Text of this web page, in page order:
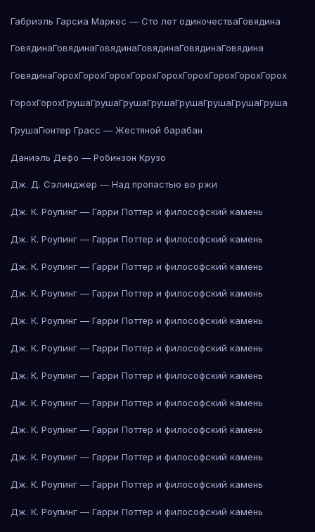
Габриэль Гарсиа Маркес — Сто лет одиночестваГовядина
ГовядинаГовядинаГовядинаГовядинаГовядинаГовядина
ГовядинаГорохГорохГорохГорохГорохГорохГорохГорохГорох
ГорохГорохГрушаГрушаГрушаГрушаГрушаГрушаГрушаГруша
ГрушаГюнтер Грасс — Жестяной барабан
Даниэль Дефо — Робинзон Крузо
Дж. Д. Сэлинджер — Над пропастью во ржи
Дж. К. Роулинг — Гарри Поттер и философский камень
Дж. К. Роулинг — Гарри Поттер и философский камень
Дж. К. Роулинг — Гарри Поттер и философский камень
Дж. К. Роулинг — Гарри Поттер и философский камень
Дж. К. Роулинг — Гарри Поттер и философский камень
Дж. К. Роулинг — Гарри Поттер и философский камень
Дж. К. Роулинг — Гарри Поттер и философский камень
Дж. К. Роулинг — Гарри Поттер и философский камень
Дж. К. Роулинг — Гарри Поттер и философский камень
Дж. К. Роулинг — Гарри Поттер и философский камень
Дж. К. Роулинг — Гарри Поттер и философский камень
Дж. К. Роулинг — Гарри Поттер и философский камень